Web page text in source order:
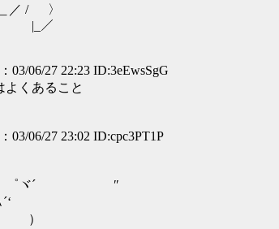
〉
／
03/06/27 22:23 ID:3eEwsSgG
くあること
03/06/27 23:02 ID:cpc3PT1P
″